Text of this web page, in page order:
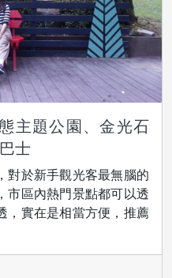
主題公園、金光石
士
對於新手觀光客最無腦的
市區內熱門景點都可以透
，實在是相當方便，推薦